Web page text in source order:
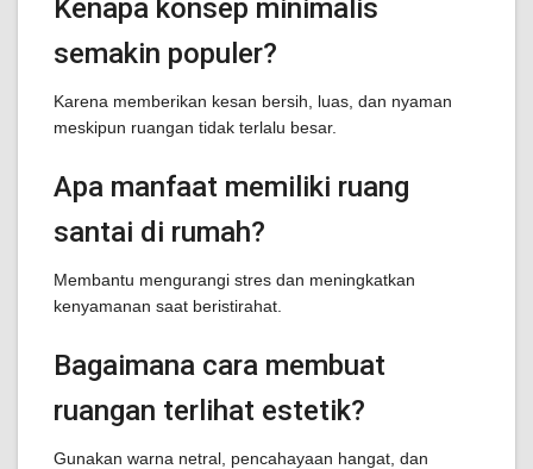
Kenapa konsep minimalis
semakin populer?
Karena memberikan kesan bersih, luas, dan nyaman
meskipun ruangan tidak terlalu besar.
Apa manfaat memiliki ruang
santai di rumah?
Membantu mengurangi stres dan meningkatkan
kenyamanan saat beristirahat.
Bagaimana cara membuat
ruangan terlihat estetik?
Gunakan warna netral, pencahayaan hangat, dan